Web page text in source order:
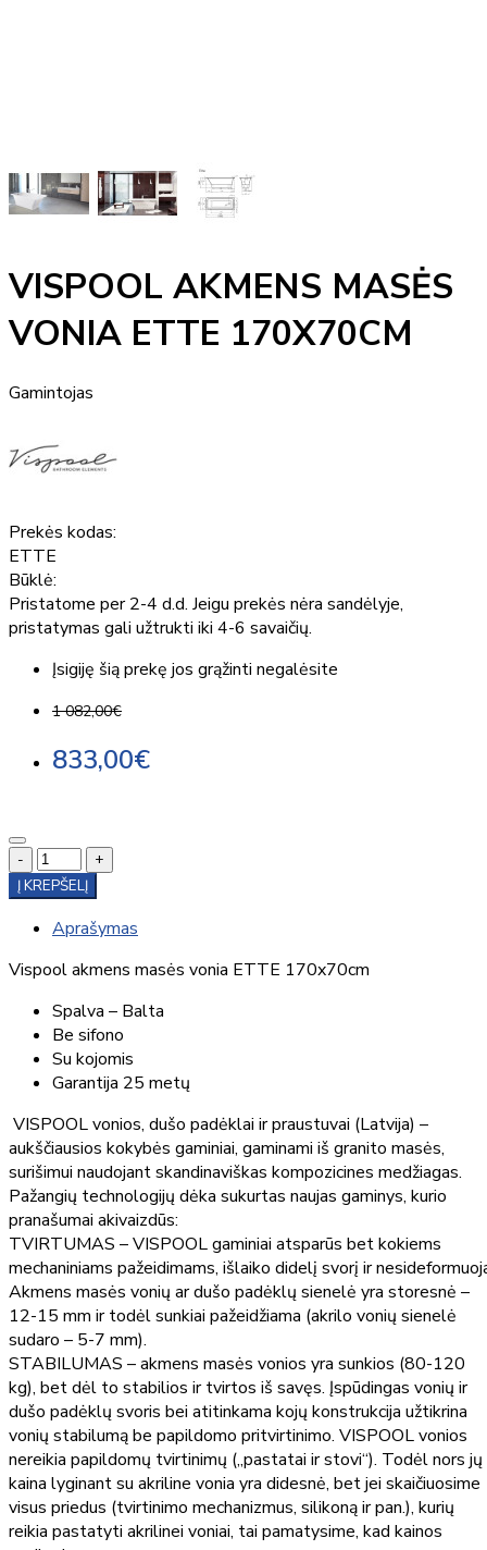
VISPOOL AKMENS MASĖS
VONIA ETTE 170X70CM
Gamintojas
Prekės kodas:
ETTE
Būklė:
Pristatome per 2-4 d.d. Jeigu prekės nėra sandėlyje,
pristatymas gali užtrukti iki 4-6 savaičių.
Įsigiję šią prekę jos grąžinti negalėsite
1 082,00€
833,00€
-
+
Į KREPŠELĮ
Aprašymas
Vispool akmens masės vonia ETTE 170x70cm
Spalva – Balta
Be sifono
Su kojomis
Garantija 25 metų
VISPOOL vonios, dušo padėklai ir praustuvai (Latvija) –
aukščiausios kokybės gaminiai, gaminami iš granito masės,
surišimui naudojant skandinaviškas kompozicines medžiagas.
Pažangių technologijų dėka sukurtas naujas gaminys, kurio
pranašumai akivaizdūs:
TVIRTUMAS – VISPOOL gaminiai atsparūs bet kokiems
mechaniniams pažeidimams, išlaiko didelį svorį ir
Akmens masės vonių ar dušo padėklų sienelė yra storesnė –
12-15 mm ir todėl sunkiai pažeidžiama (akrilo vonių sienelė
sudaro – 5-7 mm).
STABILUMAS – akmens masės vonios yra sunkios (80-120
kg), bet dėl to stabilios ir tvirtos iš savęs. Įspūdingas vonių ir
dušo padėklų svoris bei atitinkama kojų konstrukcija užtikrina
vonių stabilumą be papildomo pritvirtinimo. VISPOOL vonios
nereikia papildomų tvirtinimų („pastatai ir stovi“). Todėl nors jų
kaina lyginant su akriline vonia yra didesnė, bet jei skaičiuosime
visus priedus (tvirtinimo mechanizmus, silikoną ir pan.), kurių
reikia pastatyti akrilinei voniai, tai pamatysime, kad kainos